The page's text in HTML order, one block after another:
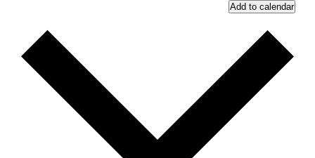
Add to calendar